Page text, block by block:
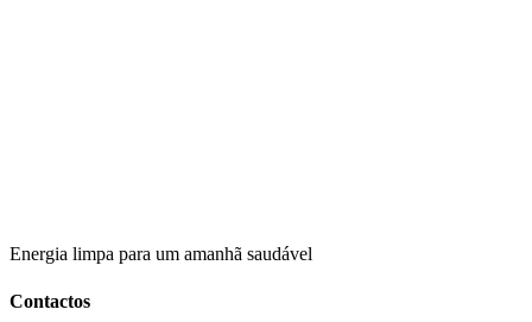
Energia limpa para um amanhã saudável
Contactos